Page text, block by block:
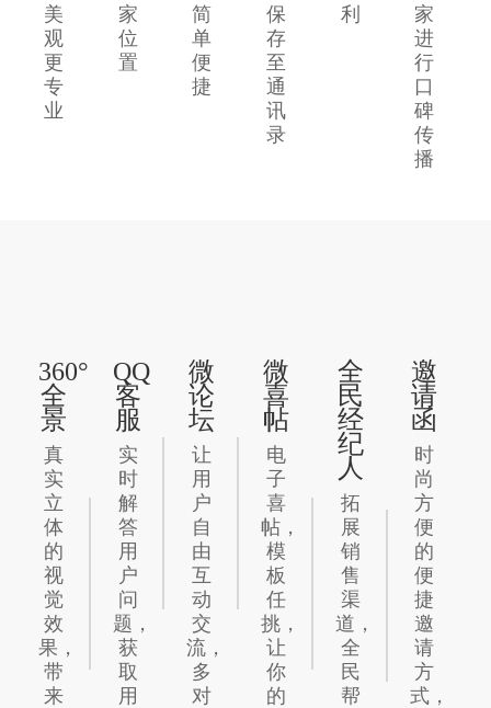
美
观
更
专
业
家
位
置
简
单
便
捷
保
存
至
通
讯
录
利
家
进
行
口
碑
传
播
360°
全
景
真
实
立
体
的
视
觉
效
果，
带
来
QQ
客
服
实
时
解
答
用
户
问
题，
获
取
用
微
论
坛
让
用
户
自
由
互
动
交
流，
多
对
微
喜
帖
电
子
喜
帖，
模
板
任
挑，
让
你
的
全
民
经
纪
人
拓
展
销
售
渠
道，
全
民
帮
邀
请
函
时
尚
方
便
的
便
捷
邀
请
方
式，